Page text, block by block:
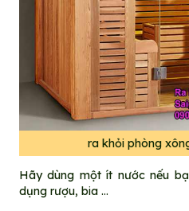
ra khỏi phòng
Hãy dùng một ít nước nếu
dụng rượu, bia …